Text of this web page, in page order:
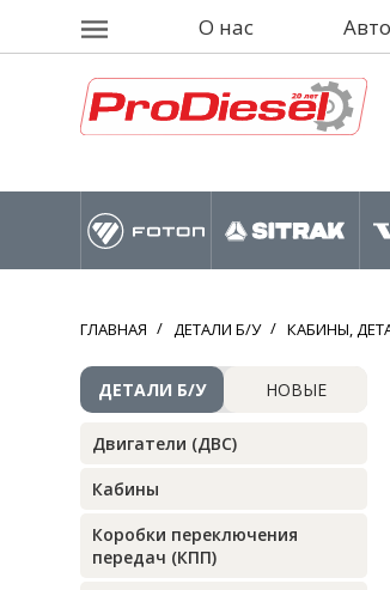
О нас
ГЛАВНАЯ ДЕТАЛИ Б/У КАБИНЫ,
ДЕТАЛИ Б/У НОВЫЕ
Двигатели (ДВС)
Кабины
Коробки переключения
передач (КПП)